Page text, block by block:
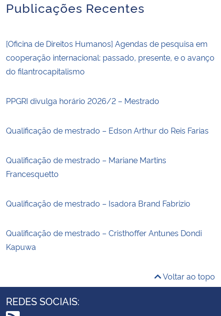
Publicações Recentes
[Oficina de Direitos Humanos] Agendas de pesquisa em
cooperação internacional: passado, presente, e o avanço
do filantrocapitalismo
PPGRI divulga horário 2026/2 – Mestrado
Qualificação de mestrado – Edson Arthur do Reis Farias
Qualificação de mestrado – Mariane Martins
Francesquetto
Qualificação de mestrado – Isadora Brand Fabrizio
Qualificação de mestrado – Cristhoffer Antunes Dondi
Kapuwa
Voltar ao topo
REDES SOCIAIS: